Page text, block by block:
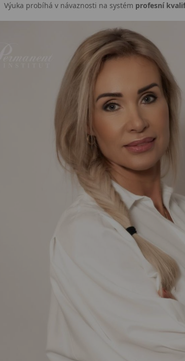
Výuka probíhá v návaznosti na systém profesní